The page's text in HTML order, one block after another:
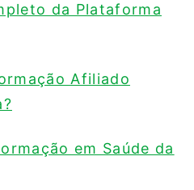
da Plataforma
Afiliado
em Saúde da